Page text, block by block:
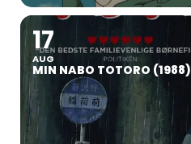
17
AUG
MIN NABO TOTORO